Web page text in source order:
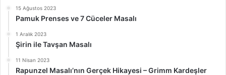
15 Ağustos 2023
Pamuk Prenses ve 7 Cüceler Masalı
1 Aralık 2023
Şirin ile Tavşan Masalı
11 Nisan 2023
Rapunzel Masalı’nın Gerçek Hikayesi – Grimm Kardeşler